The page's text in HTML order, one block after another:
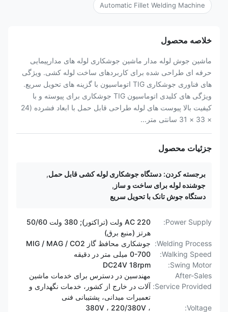
Automatic Fillet Welding Machine
خلاصه محصول
ماشین جوش لوله مدار ماشین جوشکاری لوله های مدارپیمایی
حرفه ای طراحی شده برای کاربردهای ساخت لوله کشی. ویژگی
های فناوری جوشکاری TIG اتوماسیون با گزینه های تحویل سریع.
ویژگی های کلیدی اتوماسیون TIG جوشکاری برای پیوسته و با
کیفیت بالا پیوست های لوله طراحی قابل حمل با ابعاد فشرده (24
× 33 × 31 سانتی متر...
جزئیات محصول
برجسته کردن: دستگاه جوشکاری لوله کشی قابل حمل,
جوشنده لوله برای ساخت و ساز ,
دستگاه جوش تانک با تحویل سریع
Power Supply:
AC 220 ولت (تراکتور); 380 ولت 50/60
هرتز (منبع برق)
Welding Process:
جوشکاری محافظ گاز MIG / MAG / CO2
Walking Speed:
0-700 میلی متر در دقیقه
Swing Motor:
DC24V 18rpm
After-Sales
Service Provided:
مهندسین در دسترس برای خدمات ماشین
آلات در خارج از کشور، خدمات نگهداری و
تعمیرات میدانی، پشتیبانی فنی
Voltage:
380V ، 220/380V ،